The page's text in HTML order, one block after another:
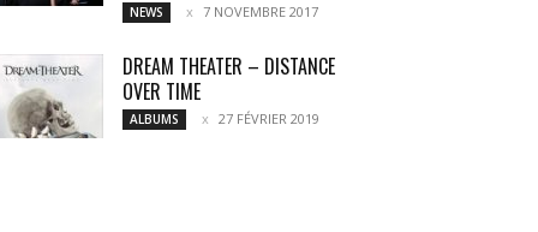
NEWS 7 NOVEMBRE 2017
DREAM THEATER – DISTANCE
OVER TIME
ALBUMS 27 FÉVRIER 2019